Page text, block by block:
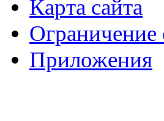
Карта сайта
Ограничение
Приложения